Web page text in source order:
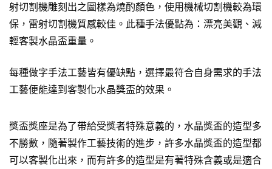
射切割機雕刻出之圖樣為燒酌顏色，使用機械切割機較為環
保，雷射切割機質感較佳。此種手法優點為：漂亮美觀、減
輕客製水晶盃重量。
每種做字手法工藝皆有優缺點，選擇最符合自身需求的手法
工藝便能達到客製化水晶獎盃的效果。
獎盃獎座是為了帶給受獎者特殊意義的，水晶獎盃的造型多
不勝數，隨著製作工藝技術的進步，許多水晶獎盃的造型都
可以客製化出來，而有許多的造型是有著特殊含義或是適合